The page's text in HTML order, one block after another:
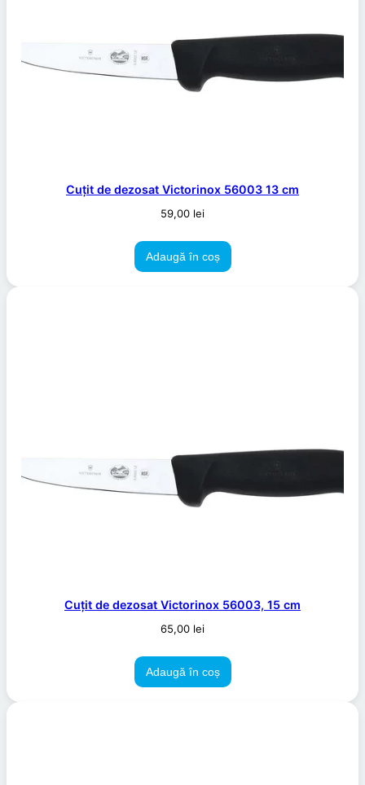
Cuțit de dezosat Victorinox 56003 13 cm
59,00 lei
Adaugă în coș
Cuțit de dezosat Victorinox 56003, 15 cm
65,00 lei
Adaugă în coș